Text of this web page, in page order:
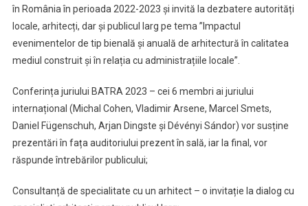
în România în perioada 2022-2023 și invită la dezbatere autorități
locale, arhitecți, dar și publicul larg pe tema ”Impactul
evenimentelor de tip bienală și anuală de arhitectură în calitatea
mediul construit și în relația cu administrațiile locale”.
Conferința juriului BATRA 2023 – cei 6 membri ai juriului
internațional (Michal Cohen, Vladimir Arsene, Marcel Smets,
Daniel Fügenschuh, Arjan Dingste și Dévényi Sándor) vor susține
prezentări în fața auditoriului prezent în sală, iar la final, vor
răspunde întrebărilor publicului;
Consultanță de specialitate cu un arhitect – o invitație la dialog cu